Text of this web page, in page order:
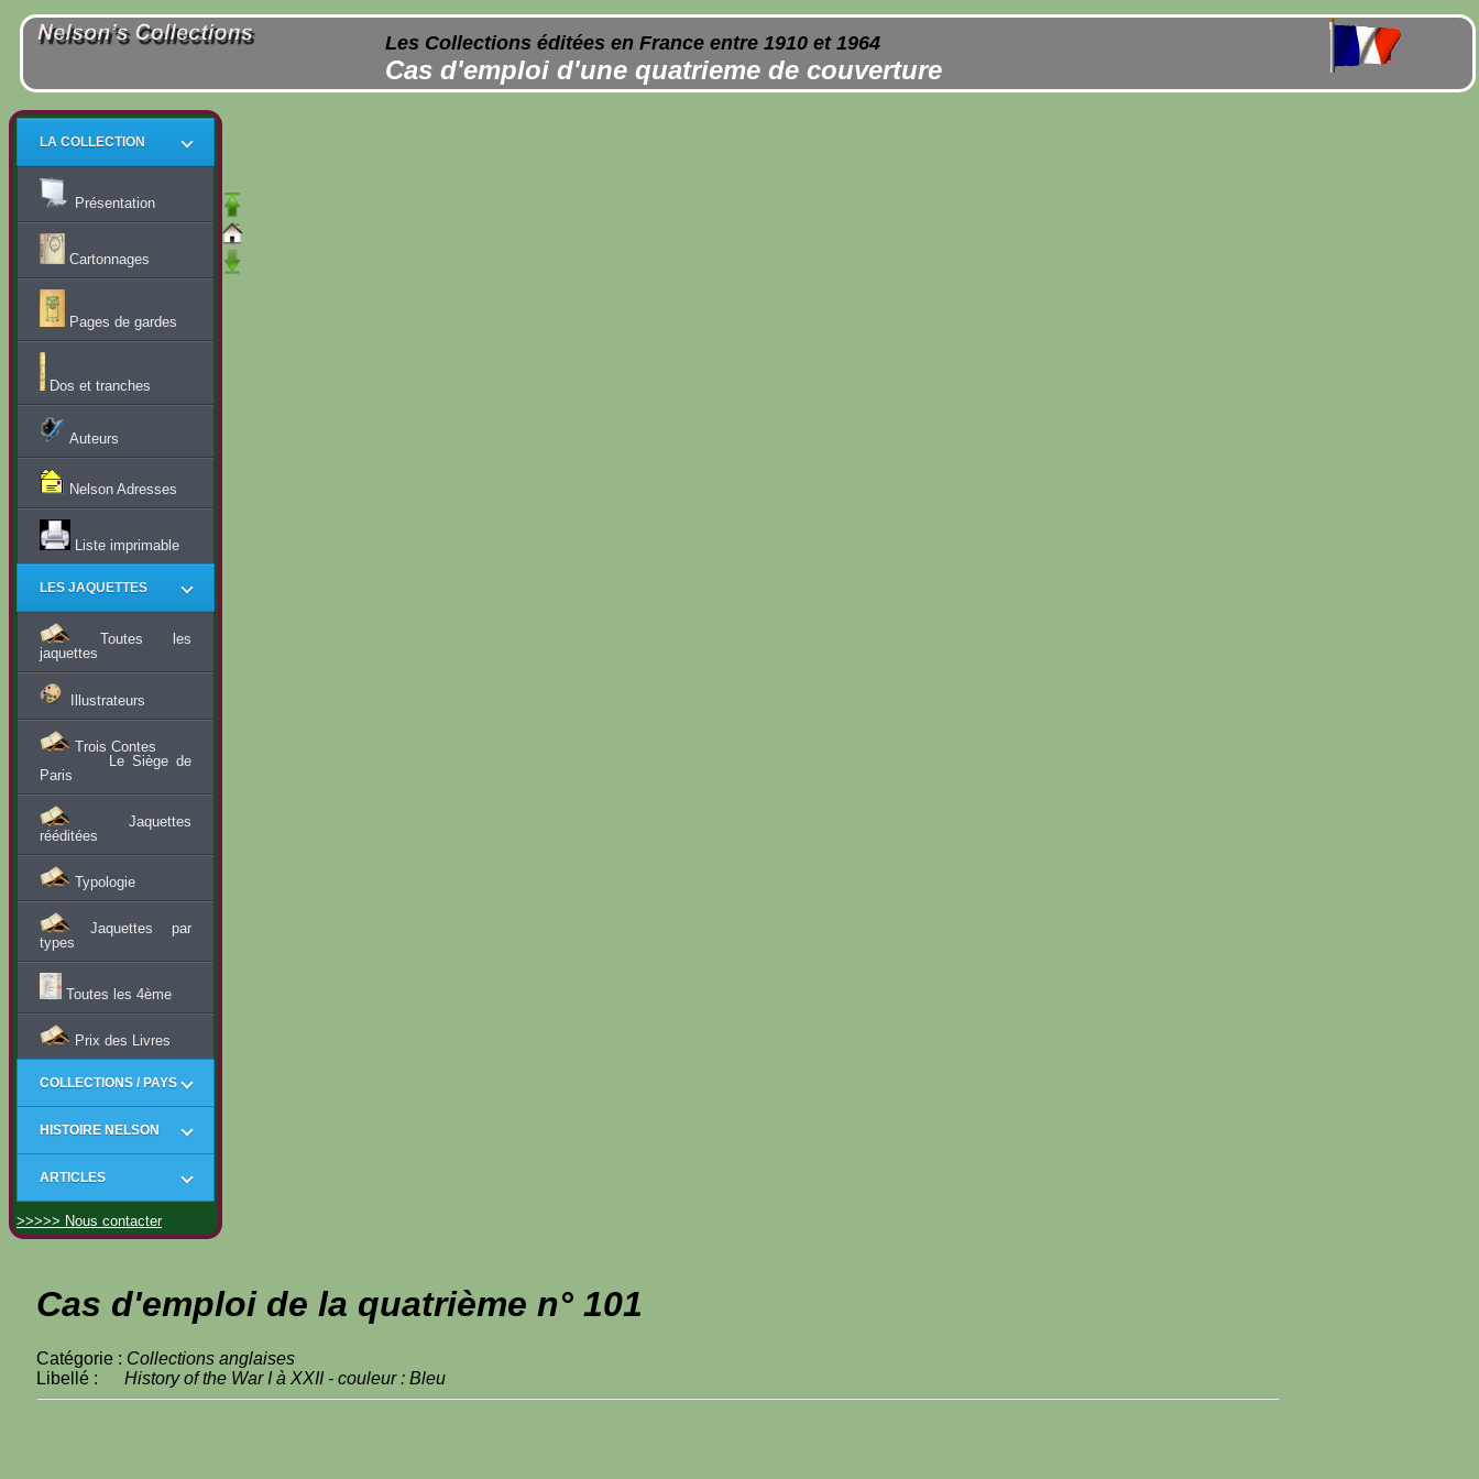
Les Collections éditées en France entre 1910 et 1964
Cas d'emploi d'une quatrieme de couverture
LA COLLECTION
Présentation
Cartonnages
Pages de gardes
Dos et tranches
Auteurs
Nelson Adresses
Liste imprimable
LES JAQUETTES
Toutes les
jaquettes
Illustrateurs
Trois Contes
Le Siège de
Paris
Jaquettes
rééditées
Typologie
Jaquettes par
types
Toutes les 4ème
Prix des Livres
COLLECTIONS / PAYS
HISTOIRE NELSON
ARTICLES
>>>>> Nous contacter
Cas d'emploi de la quatrième n° 101
Catégorie : Collections anglaises
Libellé : History of the War I à XXII - couleur : Bleu